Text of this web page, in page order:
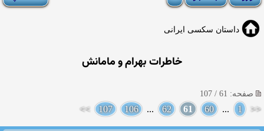
داستان سکسی ایرانی
خاطرات بهرام و مامانش
صفحه: 61 / 107
<<
1
...
60
61
62
...
106
107
>>